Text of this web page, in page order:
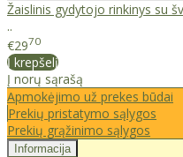
Žaislinis gydytojo rinkinys su
..
€2970
Į krepšelį
Į norų sąrašą
Apmokėjimo už prekes būdai
Prekių pristatymo sąlygos
Prekių grąžinimo sąlygos
Informacija